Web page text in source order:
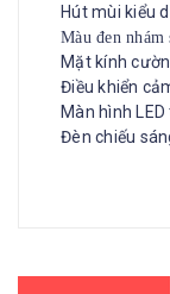
Hút mùi kiểu
Màu đen nhám
Mặt kính
Điều khiển
Màn hình
Đèn chiếu